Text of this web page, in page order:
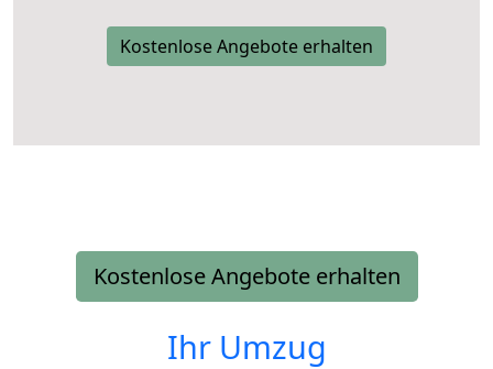
Kostenlose Angebote erhalten
Kostenlose Angebote erhalten
Ihr Umzug